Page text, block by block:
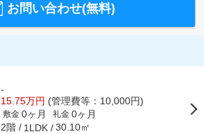
お問い合わせ(無料)
-
15.75万円 (管理費等：10,000円)
敷金 0ヶ月 礼金 0ヶ月
2階 1LDK 30.10㎡